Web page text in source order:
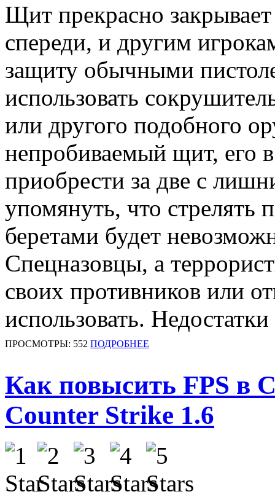
Щит прекрасно
спереди, и другим
защиту обычными
использовать
или другого подобного
непробиваемый щит, его
приобрести за две с
упомянуть, что
беретами будет
Спецназовцы, а
своих противников или
использовать.
ПРОСМОТРЫ: 552 ПОДРОБНЕЕ
Как повысить FPS в
Counter Strike 1.6